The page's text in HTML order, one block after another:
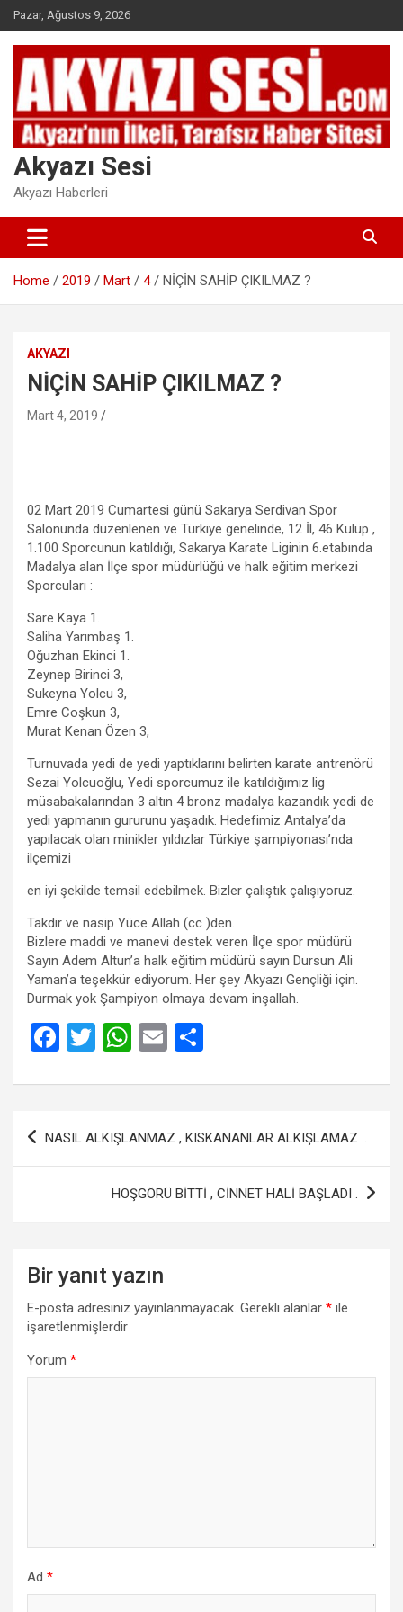
Skip
to
content
Pazar, Ağustos 9, 2026
Akyazı Sesi
Akyazı Haberleri
Home 2019 Mart 4 NİÇİN SAHİP ÇIKILMAZ ?
AKYAZI
NİÇİN SAHİP ÇIKILMAZ ?
Mart 4, 2019
02 Mart 2019 Cumartesi günü Sakarya Serdivan Spor
Salonunda düzenlenen ve Türkiye genelinde, 12 İl, 46 Kulüp ,
1.100 Sporcunun katıldığı, Sakarya Karate Liginin 6.etabında
Madalya alan İlçe spor müdürlüğü ve halk eğitim merkezi
Sporcuları :
Sare Kaya 1.
Saliha Yarımbaş 1.
Oğuzhan Ekinci 1.
Zeynep Birinci 3,
Sukeyna Yolcu 3,
Emre Coşkun 3,
Murat Kenan Özen 3,
Turnuvada yedi de yedi yaptıklarını belirten karate antrenörü
Sezai Yolcuoğlu, Yedi sporcumuz ile katıldığımız lig
müsabakalarından 3 altın 4 bronz madalya kazandık yedi de
yedi yapmanın gururunu yaşadık. Hedefimiz Antalya’da
yapılacak olan minikler yıldızlar Türkiye şampiyonası’nda
ilçemizi
en iyi şekilde temsil edebilmek. Bizler çalıştık çalışıyoruz.
Takdir ve nasip Yüce Allah (cc )den.
Bizlere maddi ve manevi destek veren İlçe spor müdürü
Sayın Adem Altun’a halk eğitim müdürü sayın Dursun Ali
Yaman’a teşekkür ediyorum. Her şey Akyazı Gençliği için.
Durmak yok Şampiyon olmaya devam inşallah.
F
ce
b
o
T
tt
er
W
at
s
A
p
p
E
ail ar
e
Yazı
gezinmesi
NASIL ALKIŞLANMAZ , KISKANANLAR ALKIŞLAMAZ ..
HOŞGÖRÜ BİTTİ , CİNNET HALİ BAŞLADI .
Bir yanıt yazın
E-posta adresiniz yayınlanmayacak. Gerekli alanlar * ile
işaretlenmişlerdir
Yorum *
Ad *